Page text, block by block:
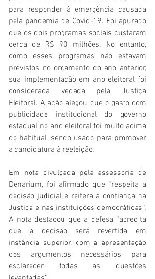
para responder à emergência causada
pela pandemia de Covid-19. Foi apurado
que os dois programas sociais custaram
cerca de R$ 90 milhões. No entanto,
como esses programas não estavam
previstos no orçamento do ano anterior,
sua implementação em ano eleitoral foi
considerada vedada pela Justiça
Eleitoral. A ação alegou que o gasto com
publicidade institucional do governo
estadual no ano eleitoral foi muito acima
do habitual, sendo usado para promover
a candidatura à reeleição.
Em nota divulgada pela assessoria de
Denarium, foi afirmado que “respeita a
decisão judicial e reitera a confiança na
Justiça e nas instituições democráticas”.
A nota destacou que a defesa “acredita
que a decisão será revertida em
instância superior, com a apresentação
dos argumentos necessários para
esclarecer todas as questões